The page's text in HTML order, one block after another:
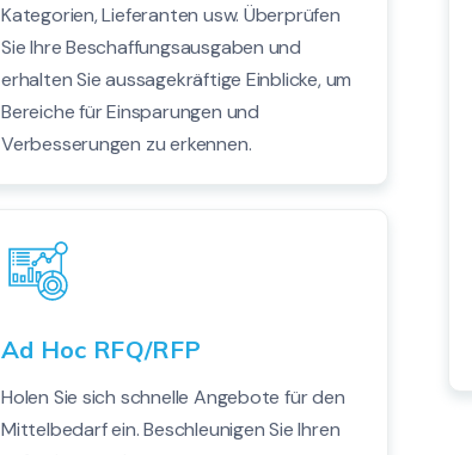
Kategorien, Lieferanten usw. Überprüfen
Sie Ihre Beschaffungsausgaben und
erhalten Sie aussagekräftige Einblicke, um
Bereiche für Einsparungen und
Verbesserungen zu erkennen.
Ad Hoc RFQ/RFP
Holen Sie sich schnelle Angebote für den
Mittelbedarf ein. Beschleunigen Sie Ihren